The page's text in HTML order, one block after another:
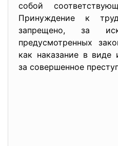
собой
Принуждение к
запрещено, за
предусмотренных
как наказание в виде
за совершенное